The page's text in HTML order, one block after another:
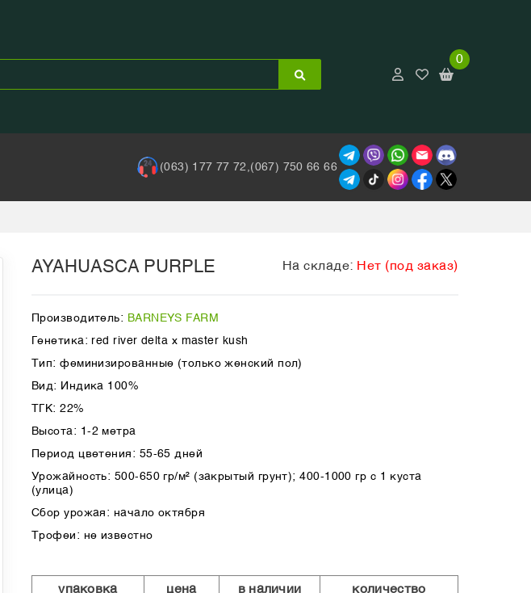
0
(063) 177 77 72, (067) 750 66 66
AYAHUASCA PURPLE На складе: Нет (под заказ)
Производитель: BARNEYS FARM
Генетика: red river delta x master kush
Тип: феминизированные (только женский пол)
Вид: Индика 100%
ТГК: 22%
Высота: 1-2 метра
Период цветения: 55-65 дней
Урожайность: 500-650 гр/м² (закрытый грунт); 400-1000 гр с 1 куста
(улица)
Сбор урожая: начало октября
Трофеи: не известно
упаковка цена в наличии количество